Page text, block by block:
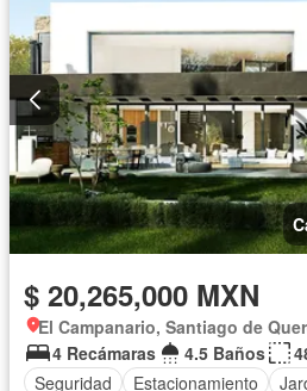
$ 20,265,000 MXN
El Campanario, Santiago de
4 Recámaras
4.5 Baños
Seguridad
Estacionamiento